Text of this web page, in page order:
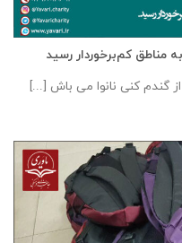
مناطق کم‌برخوردار رسید
گندم کنی نانوا می باش [...]